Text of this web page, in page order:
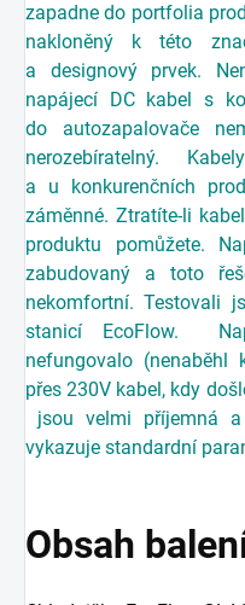
zapadne do portfolia
nakloněný k této
a designový prvek.
napájecí DC kabel s
do autozapalovače
nerozebíratelný.
a u konkurenčních
záměnné. Ztratíte-li
produktu pomůžete.
zabudovaný a toto
nekomfortní. Testovali
stanicí EcoFlow.
nefungovalo (nenaběhl
přes 230V kabel, kdy
jsou velmi příjemná
vykazuje standardní
Obsah